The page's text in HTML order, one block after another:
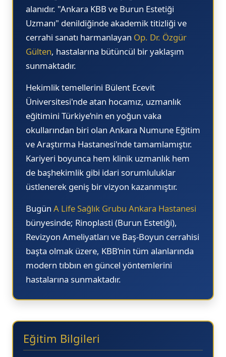
alanıdır. "Ankara KBB ve Burun Estetiği
Uzmanı" denildiğinde akademik titizliği ve
cerrahi sanatı harmanlayan Op. Dr. Özgür
Gülten, hastalarına bütüncül bir yaklaşım
sunmaktadır.
Hekimlik temellerini Bülent Ecevit
Üniversitesi'nde atan hocamız, uzmanlık
eğitimini Türkiye’nin en yoğun vaka
okullarından biri olan Ankara Numune Eğitim
ve Araştırma Hastanesi'nde tamamlamıştır.
Kariyeri boyunca hem klinik uzmanlık hem
de başhekimlik gibi idari sorumluluklar
üstlenerek geniş bir vizyon kazanmıştır.
Bugün A Life Sağlık Grubu Ankara Hastanesi
bünyesinde; Rinoplasti (Burun Estetiği),
Revizyon Ameliyatları ve Baş-Boyun cerrahisi
başta olmak üzere, KBB’nin tüm alanlarında
modern tıbbın en güncel yöntemlerini
hastalarına sunmaktadır.
Eğitim Bilgileri